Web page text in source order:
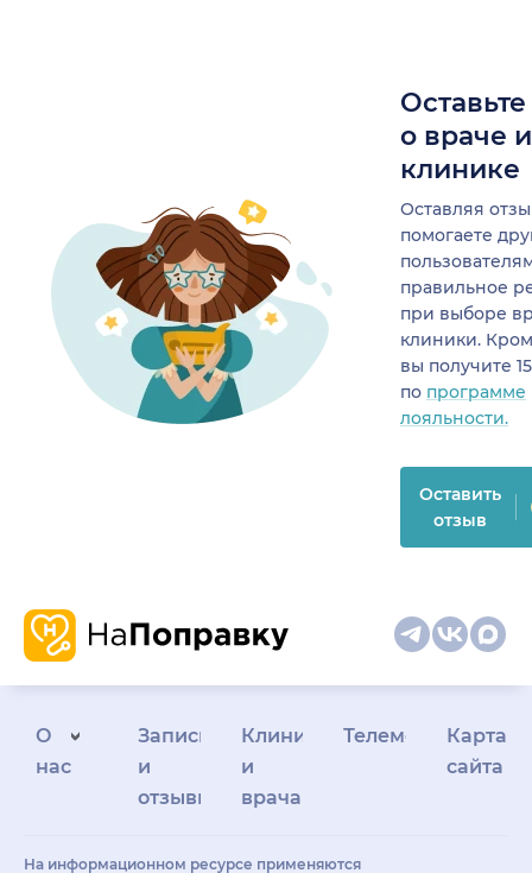
о враче
клинике
Оставляя
помогаете
правильное
при выборе
клиники.
вы получите
по программе
лояльности.
Оставить
отзыв
О
нас
Запись
и
отзывы
Клиникам
и
врачам
Телемедицина
Карта
сайта
На информационном ресурсе применяются